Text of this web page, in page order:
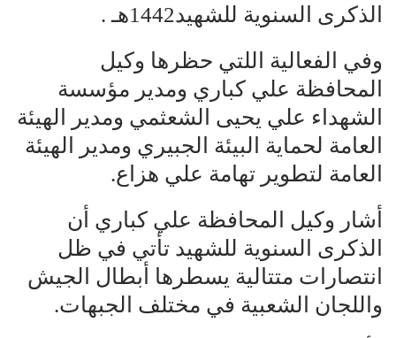
الذكرى السنوية للشهيد1442هـ .
وفي الفعالية اللتي حظرها وكيل
المحافظة علي كباري ومدير مؤسسة
الشهداء علي يحيى الشعثمي ومدير الهيئة
العامة لحماية البيئة الجبيري ومدير الهيئة
العامة لتطوير تهامة علي هزاع.
أشار وكيل المحافظة علي كباري أن
الذكرى السنوية للشهيد تأتي في ظل
انتصارات متتالية يسطرها أبطال الجيش
واللجان الشعبية في مختلف الجبهات.